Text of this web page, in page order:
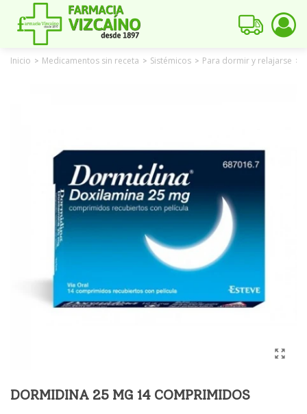
Inicio > Medicamentos sin receta > Sistémicos > Para dormir y relajarse >
DORMIDINA 25 MG 14 COMPRIMIDOS